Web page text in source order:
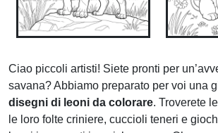
Ciao piccoli artisti! Siete pronti per
savana? Abbiamo preparato per voi una
disegni di leoni da colorare. Troverete
le loro folte criniere, cuccioli teneri e